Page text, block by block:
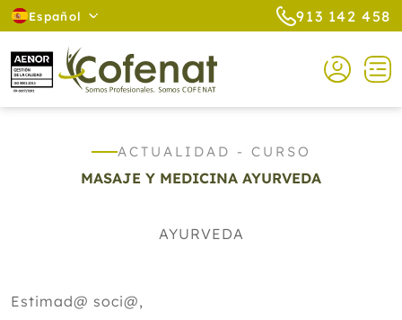
Español 913 142 458
ACTUALIDAD - CURSO
MASAJE Y MEDICINA AYURVEDA
AYURVEDA
Estimad@ soci@,